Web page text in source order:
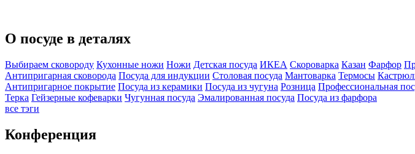
О посуде в деталях
Выбираем сковороду Кухонные ножи Ножи Детская посуда ИКЕА Скороварка Казан Фарфор
Антипригарная сковорода Посуда для индукции Столовая посуда Мантоварка Термосы
Антипригарное покрытие Посуда из керамики Посуда из чугуна Розница Профессиональная
Терка Гейзерные кофеварки Чугунная посуда Эмалированная посуда Посуда из фарфора
все тэги
Конференция